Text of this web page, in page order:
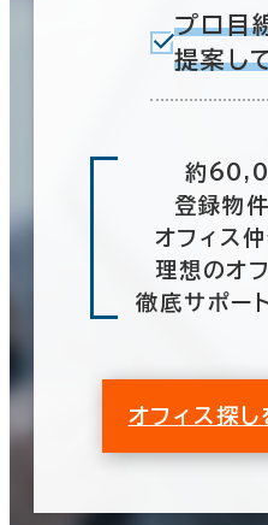
プロ目
提案し
約
登録物
オフィス
理想のオ
徹底サポー
オフィス探